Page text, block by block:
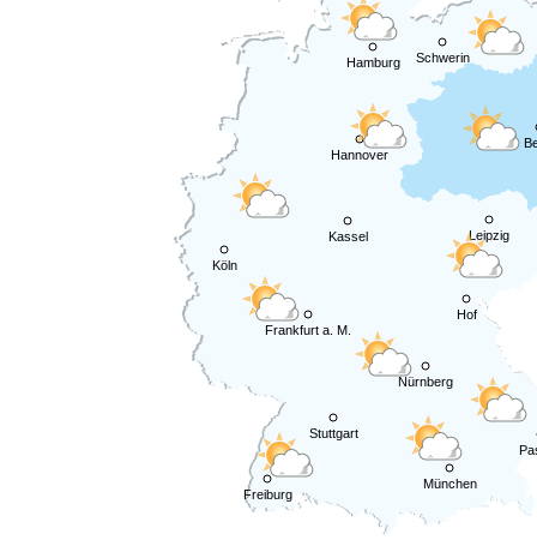
Hamburg
München
Frankfurt a. M.
Stuttgart
Hannover
Leipzig
Köln
Schwerin
Nürnberg
Freiburg
Kassel
Hof